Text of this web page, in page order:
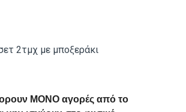
2τμχ με μποξεράκι
ΜΟΝΟ αγορές από το